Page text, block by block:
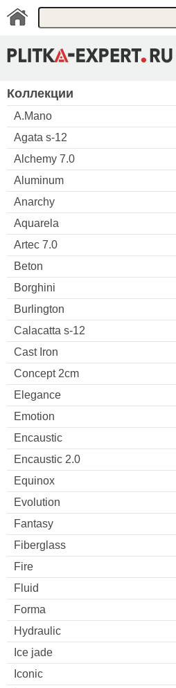
Коллекции
A.Mano
Agata s-12
Alchemy 7.0
Aluminum
Anarchy
Aquarela
Artec 7.0
Beton
Borghini
Burlington
Calacatta s-12
Cast Iron
Concept 2cm
Elegance
Emotion
Encaustic
Encaustic 2.0
Equinox
Evolution
Fantasy
Fiberglass
Fire
Fluid
Forma
Hydraulic
Ice jade
Iconic